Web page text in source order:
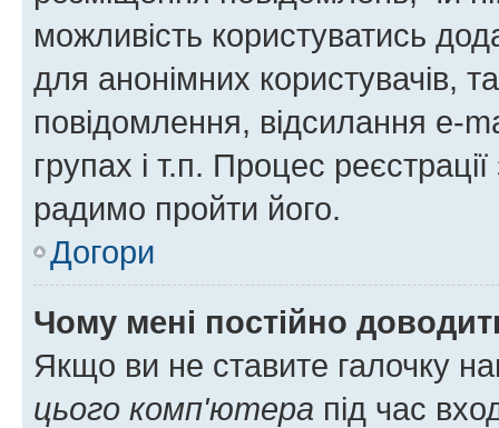
можливість користуватись
для анонімних користувачів,
повідомлення, відсилання e-
групах і т.п. Процес
радимо пройти його.
Догори
Чому мені постійно
Якщо ви не ставите галочку
цього комп'ютера під час